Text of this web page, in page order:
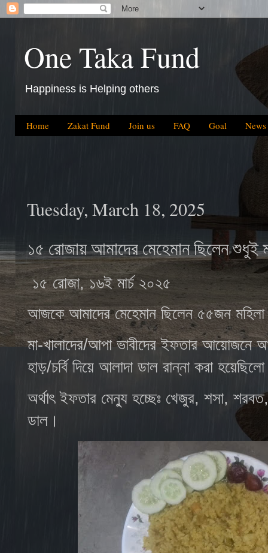
One Taka Fund
Happiness is Helping others
Home Zakat Fund Join us FAQ Goal News
Tuesday, March 18, 2025
১৫ রোজায় আমাদের মেহেমান ছিলেন শুধুই
১৫ রোজা, ১৬ই মার্চ ২০২৫
আজকে আমাদের মেহেমান ছিলেন ৫৫জন
মা-খালাদের/আপা ভাবীদের ইফতার আয়োজনে
হাড়/চর্বি দিয়ে আলাদা ডাল রান্না করা
অর্থাৎ ইফতার মেন্যু হচ্ছেঃ খেজুর, শসা, শরবত,
ডাল।